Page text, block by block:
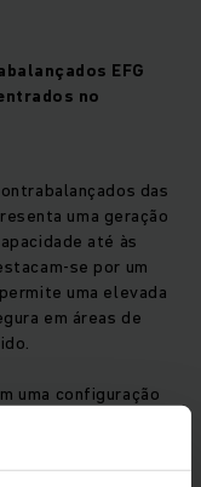
EFG
no
das
uma geração
até às
se por um
uma elevada
em áreas de
uma configuração
Paralelamente,
uma
redução de